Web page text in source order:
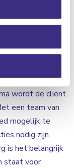
zodat
kansen. Ook
om veel
bij de
wordt de cliënt
een team van
mogelijk te
nodig zijn.
is het belangrijk
staat voor